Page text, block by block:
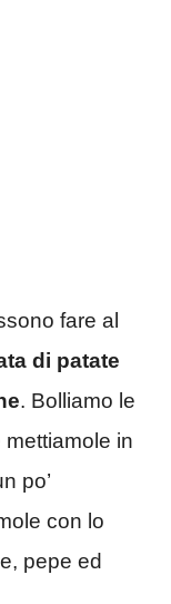
fare al
di patate
. Bolliamo le
in
po’
con lo
pepe ed